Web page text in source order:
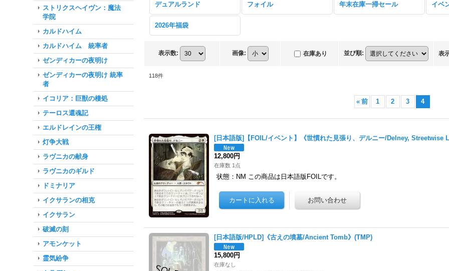
ストリクスヘイヴン：魔法
学院
カルドハイム
カルドハイム 統率者
ゼンディカーの夜明け
ゼンディカーの夜明け 統率
者
イコリア：巨獣の棲処
テーロス還魂記
エルドレインの王権
灯争大戦
ラヴニカの献身
ラヴニカのギルド
ドミナリア
イクサランの相克
イクサラン
破滅の刻
アモンケット
霊気紛争
デュアルランド フォイル 年末在庫一掃セール イベ
2026年福袋
表示数: 画像: 在庫あり 並び順: 表
118件
« 前 1 2 3 4
[日本語版]【FOIL/イベント】《世慣れた見張り、デルニー/Delney, Streetwise
12,800円
在庫数 1点
状態：NM この商品は日本語版FOILです。
[日本語版/HPLD]《古えの墳墓/Ancient Tomb》(TMP)
15,800円
在庫なし